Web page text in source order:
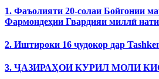
1. Фаъолияти 20-солаи Бойгонии
Фармондеҳии Гвардияи миллӣ
2. Иштироки 16 ҷудокор дар
3. ҶАЗИРАҲОИ КУРИЛ МОЛИ